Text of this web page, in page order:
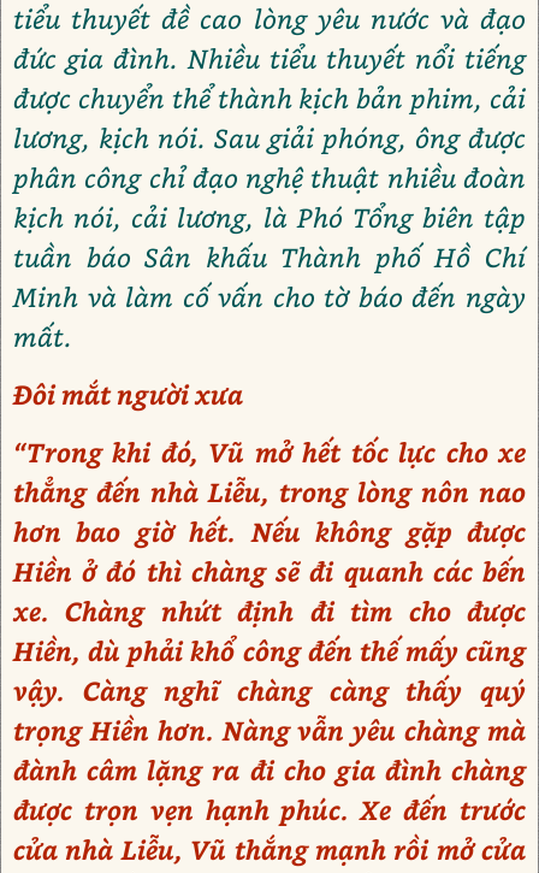
tiểu thuyết đề cao lòng yêu nước và đạo
đức gia đình. Nhiều tiểu thuyết nổi tiếng
được chuyển thể thành kịch bản phim, cải
lương, kịch nói. Sau giải phóng, ông được
phân công chỉ đạo nghệ thuật nhiều đoàn
kịch nói, cải lương, là Phó Tổng biên tập
tuần báo Sân khấu Thành phố Hồ Chí
Minh và làm cố vấn cho tờ báo đến ngày
mất.
Đôi mắt người xưa
“Trong khi đó, Vũ mở hết tốc lực cho xe
thẳng đến nhà Liễu, trong lòng nôn nao
hơn bao giờ hết. Nếu không gặp được
Hiền ở đó thì chàng sẽ đi quanh các bến
xe. Chàng nhứt định đi tìm cho được
Hiền, dù phải khổ công đến thế mấy cũng
vậy. Càng nghĩ chàng càng thấy quý
trọng Hiền hơn. Nàng vẫn yêu chàng mà
đành câm lặng ra đi cho gia đình chàng
được trọn vẹn hạnh phúc. Xe đến trước
cửa nhà Liễu, Vũ thắng mạnh rồi mở cửa